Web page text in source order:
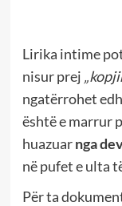
Lirika intime
nisur prej
ngatërrohet
është e marrur
huazuarnga
në pufet e ulta
Për ta